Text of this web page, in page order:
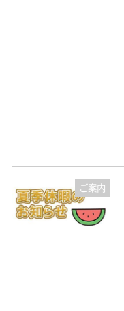
ご案内